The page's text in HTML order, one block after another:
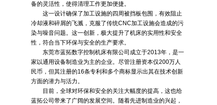
备的灵活性，使得清理工作更加便捷。
这一设计确保了加工设施的四周被挡板包围，有效阻止
冷却液和碎屑的飞溅，克服了传统CNC加工设施会造成的污
染与噪音问题。这一创新，极大提升了机床的实用性和安全
性，符合当下环保与安全的生产要求。
东莞市蓝拓数字控制机床有限公司成立于2013年，是一
家以通用设备制造业为主的企业。尽管注册资本仅200万人
民币，但其注册的16条专利和多个商标显示出其在技术创新
方面的潜力与活力。
目前，全球对环保和安全的关注大幅度的提高，这也给
蓝拓公司带来了广阔的发展空间。随着先进制造业的兴起，